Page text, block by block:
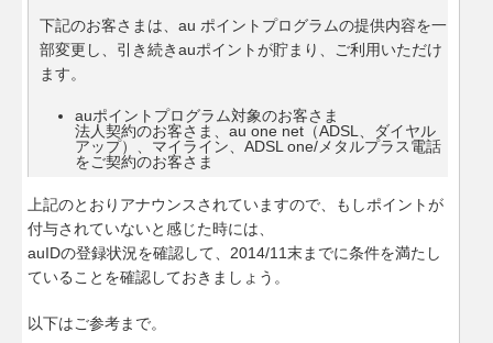
下記のお客さまは、au ポイントプログラムの提供内容を一
部変更し、引き続きauポイントが貯まり、ご利用いただけ
ます。
auポイントプログラム対象のお客さま
法人契約のお客さま、au one net（ADSL、ダイヤル
アップ）、マイライン、ADSL one/メタルプラス電話
をご契約のお客さま
上記のとおりアナウンスされていますので、もしポイントが
付与されていないと感じた時には、
auIDの登録状況を確認して、2014/11末までに条件を満たし
ていることを確認しておきましょう。
以下はご参考まで。